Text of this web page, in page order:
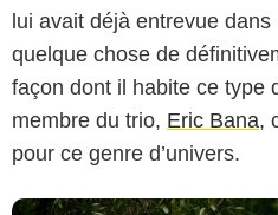
lui avait déjà entrevue dans
quelque chose de
façon dont il habite ce type
membre du trio, Eric Bana,
pour ce genre d’univers.